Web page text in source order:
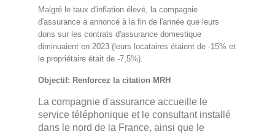
Malgré le taux d'inflation élevé, la compagnie
d'assurance a annoncé à la fin de l'année que leurs
dons sur les contrats d'assurance domestique
diminuaient en 2023 (leurs locataires étaient de -15% et
le propriétaire était de -7,5%).
Objectif: Renforcez la citation MRH
La compagnie d'assurance accueille le
service téléphonique et le consultant installé
dans le nord de la France, ainsi que le